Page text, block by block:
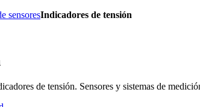
sensoresIndicadores de tensión
de tensión. Sensores y sistemas de